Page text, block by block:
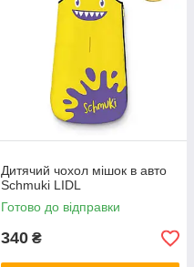
Дитячий чохол мішок в авто
Schmuki LIDL
Готово до відправки
340 ₴